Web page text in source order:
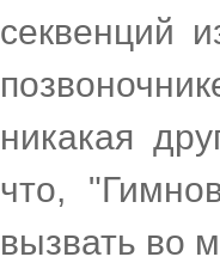
секвенций
никакая
что,
вызвать во